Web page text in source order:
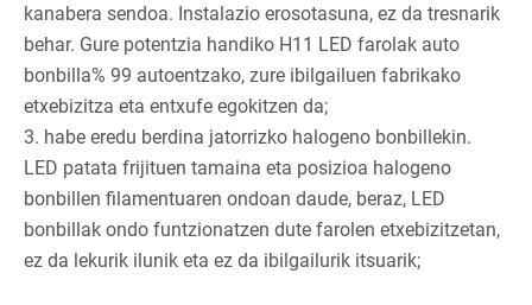
kanabera sendoa. Instalazio erosotasuna, ez da tresnarik
behar. Gure potentzia handiko H11 LED farolak auto
bonbilla% 99 autoentzako, zure ibilgailuen fabrikako
etxebizitza eta entxufe egokitzen da;
3. habe eredu berdina jatorrizko halogeno bonbillekin.
LED patata frijituen tamaina eta posizioa halogeno
bonbillen filamentuaren ondoan daude, beraz, LED
bonbillak ondo funtzionatzen dute farolen etxebizitzetan,
ez da lekurik ilunik eta ez da ibilgailurik itsuarik;